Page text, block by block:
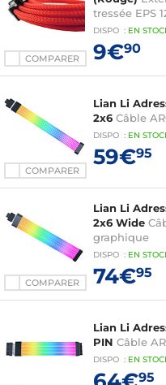
COMPARER
tressée EPS
DISPO : EN
9€90
COMPARER
Lian Li
2x6 Câble
DISPO : EN
59€95
COMPARER
Lian Li
2x6 Wide
graphique
DISPO : EN
74€95
Lian Li
PIN Câble
DISPO : EN
95